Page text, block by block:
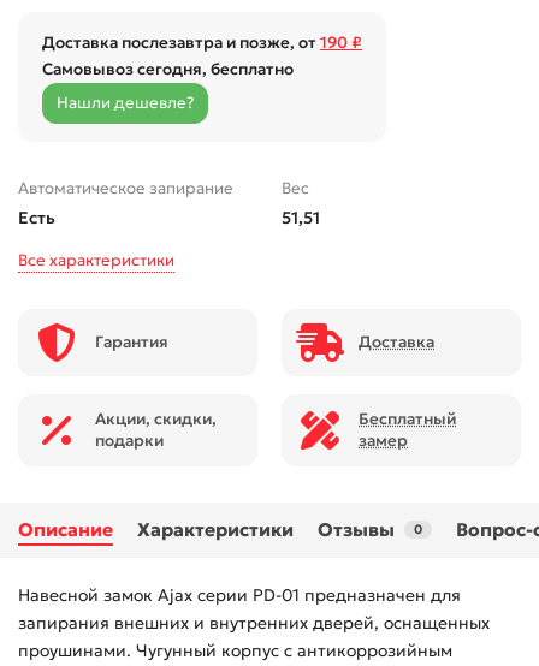
Доставка послезавтра и позже, от190 ₽
Самовывоз сегодня, бесплатно
Нашли дешевле?
Автоматическое запирание
Есть
Вес
51,51
Все характеристики
Гарантия Доставка
Акции, скидки,
подарки
Бесплатный
замер
Описание Характеристики Отзывы 0 Вопрос-
Навесной замок Ajax серии PD-01 предназначен для
запирания внешних и внутренних дверей, оснащенных
проушинами. Чугунный корпус с антикоррозийным